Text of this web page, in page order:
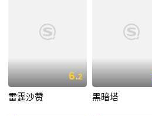
6.2
雷霆沙赞 黑暗塔